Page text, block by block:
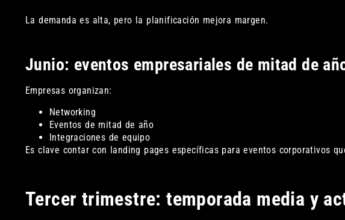
La demanda es alta, pero la planificación mejora margen.
Junio: eventos empresariales de mitad de
Empresas organizan:
Networking
Eventos de mitad de año
Integraciones de equipo
Es clave contar con landing pages específicas para eventos corporativos
Tercer trimestre: temporada media y